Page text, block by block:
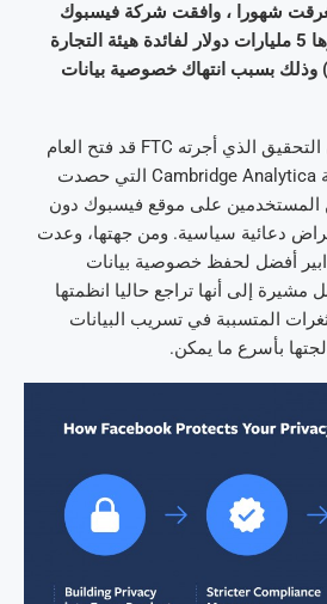
شهورا ، وافقت شركة فيسبوك
على دفع غرامة مالية قدرها 5 مليارات دولار لفائدة هيئة التجارة
الفيدرالية الأمريكية (FTC) وذلك بسبب انتهاك خصوصية بيانات
هذا وتجدر الإشارة إلى أن التحقيق الذي أجرته FTC قد فتح العام
الماضي بعد فضيحة شركة Cambridge Analytica التي حصدت
المستخدمين على موقع فيسبوك دون
دعائية سياسية. ومن جهتها، وعدت
أفضل لحفظ خصوصية بيانات
إلى أنها تراجع حاليا انظمتها
المتسببة في تسريب البيانات
بأسرع ما يمكن.